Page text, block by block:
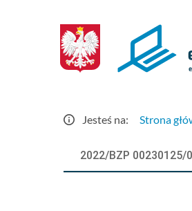
Szczegóły
ogłoszenia
Zamówienia.gov.pl
Jesteś na: Strona
2022/BZP 00230125/